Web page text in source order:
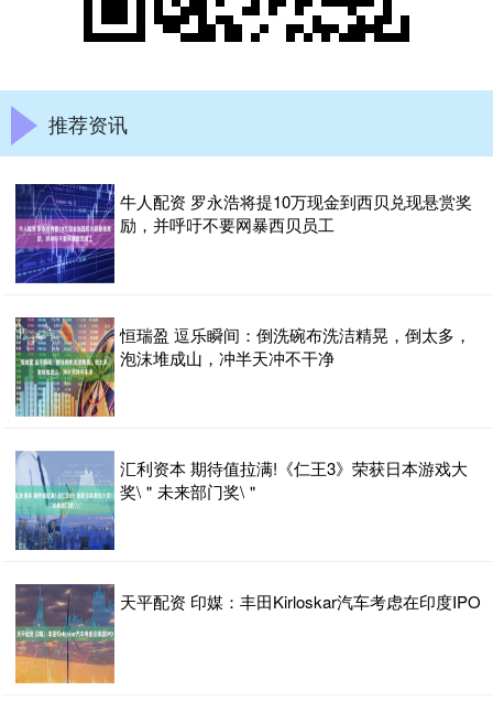
推荐资讯
牛人配资 罗永浩将提10万现金到西贝兑现悬赏奖
励，并呼吁不要网暴西贝员工
恒瑞盈 逗乐瞬间：倒洗碗布洗洁精晃，倒太多，
泡沫堆成山，冲半天冲不干净
汇利资本 期待值拉满!《仁王3》荣获日本游戏大
奖\＂未来部门奖\＂
天平配资 印媒：丰田Kirloskar汽车考虑在印度IPO